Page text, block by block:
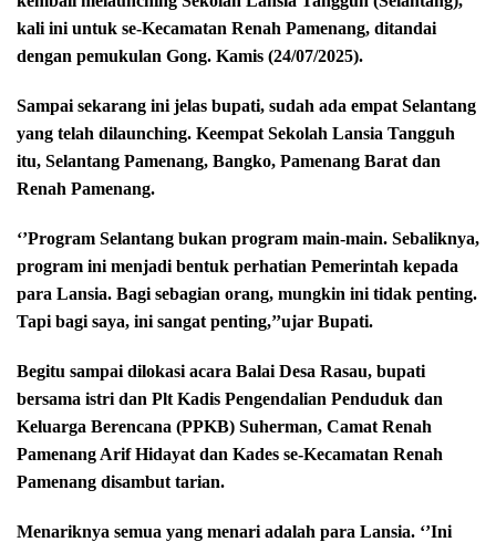
kali ini untuk se-Kecamatan Renah Pamenang, ditandai
dengan pemukulan Gong. Kamis (24/07/2025).
Sampai sekarang ini jelas bupati, sudah ada empat Selantang
yang telah dilaunching. Keempat Sekolah Lansia Tangguh
itu, Selantang Pamenang, Bangko, Pamenang Barat dan
Renah Pamenang.
‘’Program Selantang bukan program main-main. Sebaliknya,
program ini menjadi bentuk perhatian Pemerintah kepada
para Lansia. Bagi sebagian orang, mungkin ini tidak penting.
Tapi bagi saya, ini sangat penting,’’ujar Bupati.
Begitu sampai dilokasi acara Balai Desa Rasau, bupati
bersama istri dan Plt Kadis Pengendalian Penduduk dan
Keluarga Berencana (PPKB) Suherman, Camat Renah
Pamenang Arif Hidayat dan Kades se-Kecamatan Renah
Pamenang disambut tarian.
Menariknya semua yang menari adalah para Lansia. ‘’Ini